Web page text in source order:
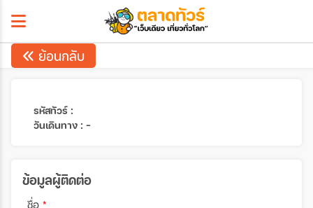
ย้อนกลับ
รหัสทัวร์ :
วันเดินทาง : -
ข้อมูลผู้ติดต่อ
ชื่อ *